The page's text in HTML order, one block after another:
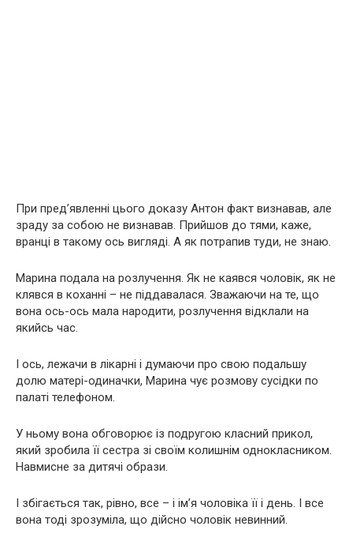
При пред’явленні цього доказу Антон факт визнавав, але
зраду за собою не визнавав. Прийшов до тями, каже,
вранці в такому ось вигляді. А як потрапив туди, не знаю.
Марина подала на розлучення. Як не каявся чоловік, як не
клявся в коханні – не піддавалася. Зважаючи на те, що
вона ось-ось мала народити, розлучення відклали на
якийсь час.
І ось, лежачи в лікарні і думаючи про свою подальшу
долю матері-одиначки, Марина чує розмову сусідки по
палаті телефоном.
У ньому вона обговорює із подругою класний прикол,
який зробила її сестра зі своїм колишнім однокласником.
Навмисне за дитячі образи.
І збігається так, рівно, все – і ім’я чоловіка її і день. І все
вона тоді зрозуміла, що дійсно чоловік невинний.